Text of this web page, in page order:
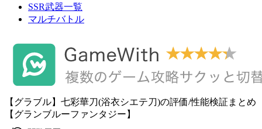
SSR武器一覧
マルチバトル
【グラブル】七彩華刀(浴衣シエテ刀)の評価/性能検証まとめ
【グランブルーファンタジー】